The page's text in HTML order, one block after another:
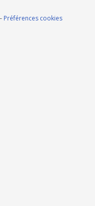
Préférences cookies